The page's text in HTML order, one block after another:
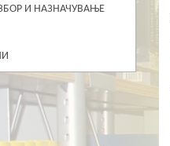
И НАЗНАЧУВАЊЕ